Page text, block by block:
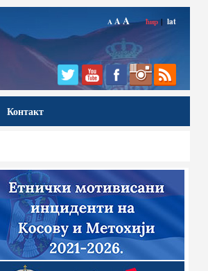
A AA ћир | lat
Контакт